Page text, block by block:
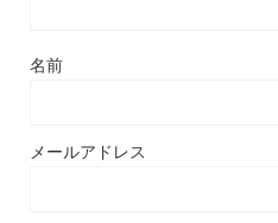
名前
メールアドレス